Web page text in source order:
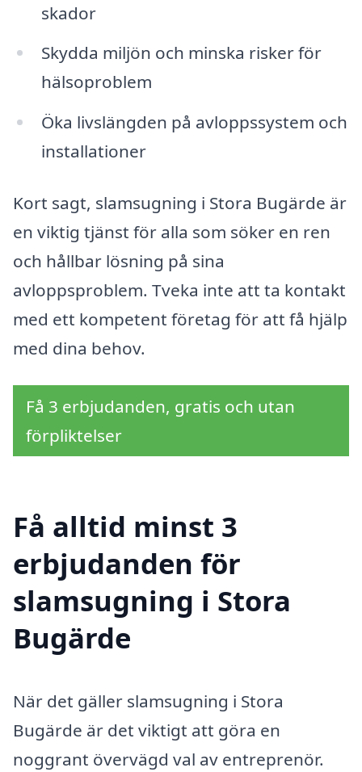
skador
Skydda miljön och minska risker för
hälsoproblem
Öka livslängden på avloppssystem och
installationer
Kort sagt, slamsugning i Stora Bugärde är
en viktig tjänst för alla som söker en ren
och hållbar lösning på sina
avloppsproblem. Tveka inte att ta kontakt
med ett kompetent företag för att få hjälp
med dina behov.
Få 3 erbjudanden, gratis och utan
förpliktelser
Få alltid minst 3
erbjudanden för
slamsugning i Stora
Bugärde
När det gäller slamsugning i Stora
Bugärde är det viktigt att göra en
noggrant övervägd val av entreprenör.